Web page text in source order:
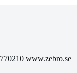
770210 www.zebro.se